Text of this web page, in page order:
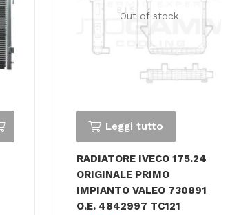
Out of stock
Leggi tutto
RADIATORE IVECO 175.24
ORIGINALE PRIMO
IMPIANTO VALEO 730891
O.E. 4842997 TC121